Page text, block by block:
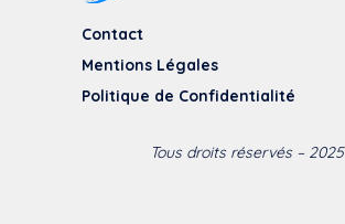
Contact
Mentions Légales
Politique de Confidentialité
Tous droits réservés – 2025